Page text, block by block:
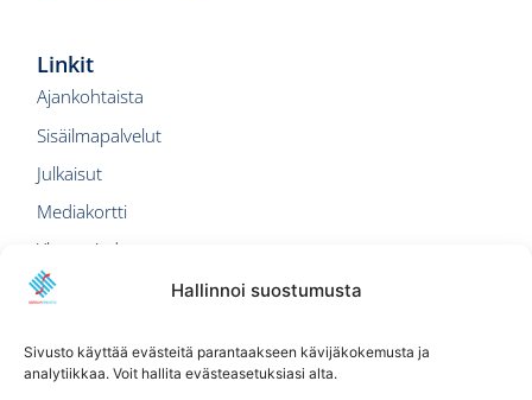
Hallinnoi suostumusta
Sivusto käyttää evästeitä parantaakseen kävijäkokemusta ja
analytiikkaa. Voit hallita evästeasetuksiasi alta.
Sisäilmatietoa
tutustua vanhoihin julkaisuihin toistaiseksiPDF-
muodossa.
Linkit
Ajankohtaista
Sisäilmapalvelut
Julkaisut
Mediakortti
Yhteystiedot